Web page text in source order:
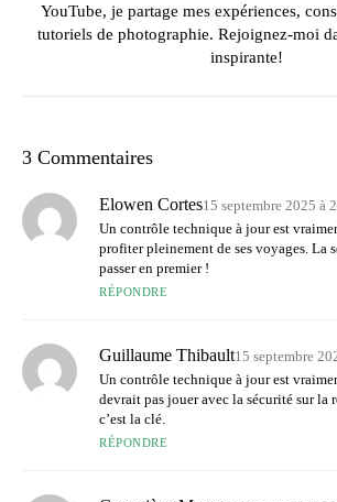
YouTube, je partage mes expériences,
tutoriels de photographie. Rejoignez-moi
inspirante!
3 Commentaires
Elowen Cortes15 septembre 2025 à
Un contrôle technique à jour est
profiter pleinement de ses voyages. La
passer en premier !
RÉPONDRE
Guillaume Thibault15 septembre
Un contrôle technique à jour est
devrait pas jouer avec la sécurité sur la
c’est la clé.
RÉPONDRE